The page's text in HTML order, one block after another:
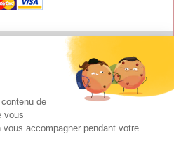
légales
de
vous
accompagner pendant votre